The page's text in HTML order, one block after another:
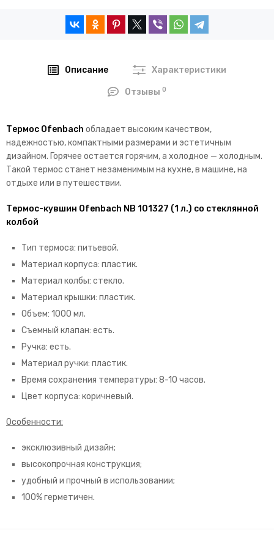
Описание Характеристики
Отзывы0
Термос Ofenbach обладает высоким качеством,
надежностью, компактными размерами и эстетичным
дизайном. Горячее остается горячим, а холодное — холодным.
Такой термос станет незаменимым на кухне, в машине, на
отдыхе или в путешествии.
Термос-кувшин Ofenbach NB 101327 (1 л.) со стеклянной
колбой
Тип термоса: питьевой.
Материал корпуса: пластик.
Материал колбы: стекло.
Материал крышки: пластик.
Объем: 1000 мл.
Съемный клапан: есть.
Ручка: есть.
Материал ручки: пластик.
Время сохранения температуры: 8-10 часов.
Цвет корпуса: коричневый.
Особенности:
эксклюзивный дизайн;
высокопрочная конструкция;
удобный и прочный в использовании;
100% герметичен.